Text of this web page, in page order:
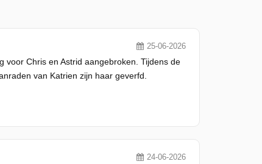
25-06-2026
voor Chris en Astrid aangebroken. Tijdens de
van Katrien zijn haar geverfd.
24-06-2026